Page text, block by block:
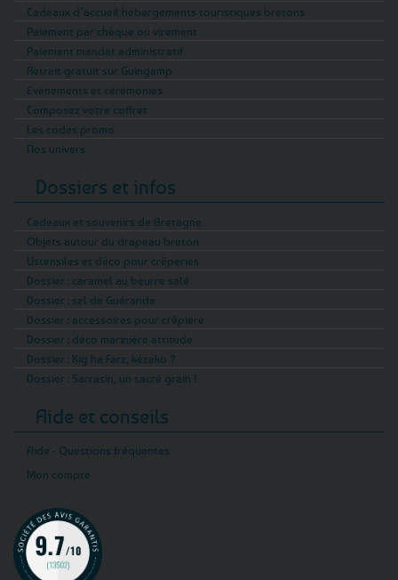
Cadeaux d’accueil hébergements touristiques bretons
Paiement par chèque ou virement
Paiement mandat administratif
Retrait gratuit sur Guingamp
Evénements et cérémonies
Composez votre coffret
Les codes promo
Nos univers
Dossiers et infos
Cadeaux et souvenirs de Bretagne
Objets autour du drapeau breton
Ustensiles et déco pour crêperies
Dossier : caramel au beurre salé
Dossier : sel de Guérande
Dossier : accessoires pour crêpière
Dossier : déco marinière attitude
Dossier : Kig ha Farz, kézako ?
Dossier : Sarrasin, un sacré grain !
Aide et conseils
Aide - Questions fréquentes
Mon compte